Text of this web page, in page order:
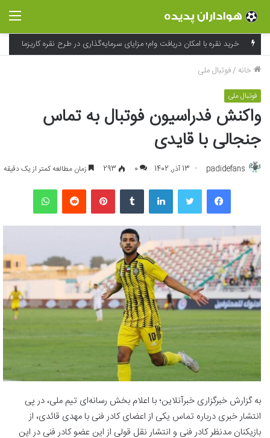
خرید نقره با امکان دریافت وام؛ مزایای سرمایه‌گذاری در طرح نقره کاریزما
خانه /فوتبال ملی
فوتبال ملی
واکنش فدراسیون فوتبال به تماس
جنجالی با قایدی
padidefans 13 آذر, 1402 0
293 زمان مطالعه کمتر از یک دقیقه
فیسبوک لینکداین پینتریست
به گزارش خبرگزاری خبرآنلاین؛ با اعلام بخش رسانه‌ای تیم ملی، در پی
انتشار خبری درباره تماس یکی از اعضای کادر فنی با مهدی قائدی، از
بازیکنان مدنظر کادر فنی و انتشار نقل قولی از این عضو کادر فنی در این